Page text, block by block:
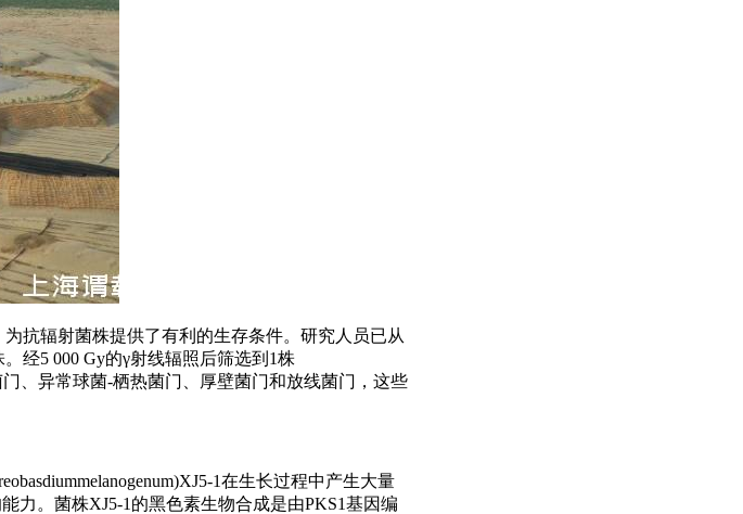
抗辐射菌株提供了有利的生存条件。研究人员已从
经5 000 Gy的γ射线辐照后筛选到1株
、异常球菌-栖热菌门、厚壁菌门和放线菌门，这些
1在生长过程中产生大量
力。菌株XJ5-1的黑色素生物合成是由PKS1基因编